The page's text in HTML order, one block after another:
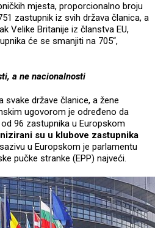
mjesta, proporcionalno broju
zastupnik iz svih država članica, a
Velike Britanije iz članstva EU,
će se smanjiti na 705“,
a ne nacionalnosti
države članice, a žene
ugovorom je određeno da
96 zastupnika u Europskom
su u klubove zastupnika
u Europskom je parlamentu
pučke stranke (EPP) najveći.